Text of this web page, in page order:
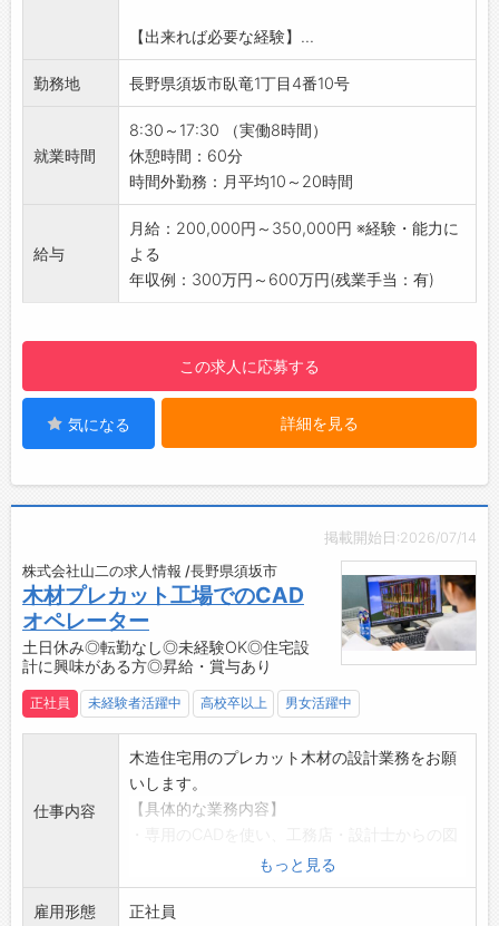
・新規TELアポ、紹介営業
※上記の仕事に付随する社内業務全般もあり。
【働く環境】
・残業も月10～20時間で、プライベートも充
実！
・拠点を須坂市に構えており、北信エリアメイ
ンで転勤なし！（出張あり）
・研修は基本OJTで行います。（先輩社員との
同行など）
・自社サービス開発にも力を入れて安定した経
営基盤を持つ！
・常駐型ではなく、社内で開発することを大切
にしています！
【出来れば必要な経験】...
勤務地 長野県須坂市臥竜1丁目4番10号
就業時間
8:30～17:30 （実働8時間）
休憩時間：60分
時間外勤務：月平均10～20時間
給与
月給：200,000円～350,000円 ※経験・能力に
よる
年収例：300万円～600万円(残業手当：有)
この求人に応募する
気になる 詳細を見る
掲載開始日:2026/07/14
株式会社山二の求人情報 /長野県須坂市
木材プレカット工場でのCAD
オペレーター
土日休み◎転勤なし◎未経験OK◎住宅設
計に興味がある方◎昇給・賞与あり
正社員 未経験者活躍中 高校卒以上 男女活躍中
仕事内容
木造住宅用のプレカット木材の設計業務をお願
いします。
【具体的な業務内容】
面を元に木材カット用の加工指示データを作成
※複数の物件同時進行で担当することもありま
す。
もっと見る
雇用形態 正社員